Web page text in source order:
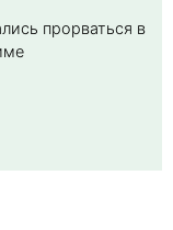
прорваться в